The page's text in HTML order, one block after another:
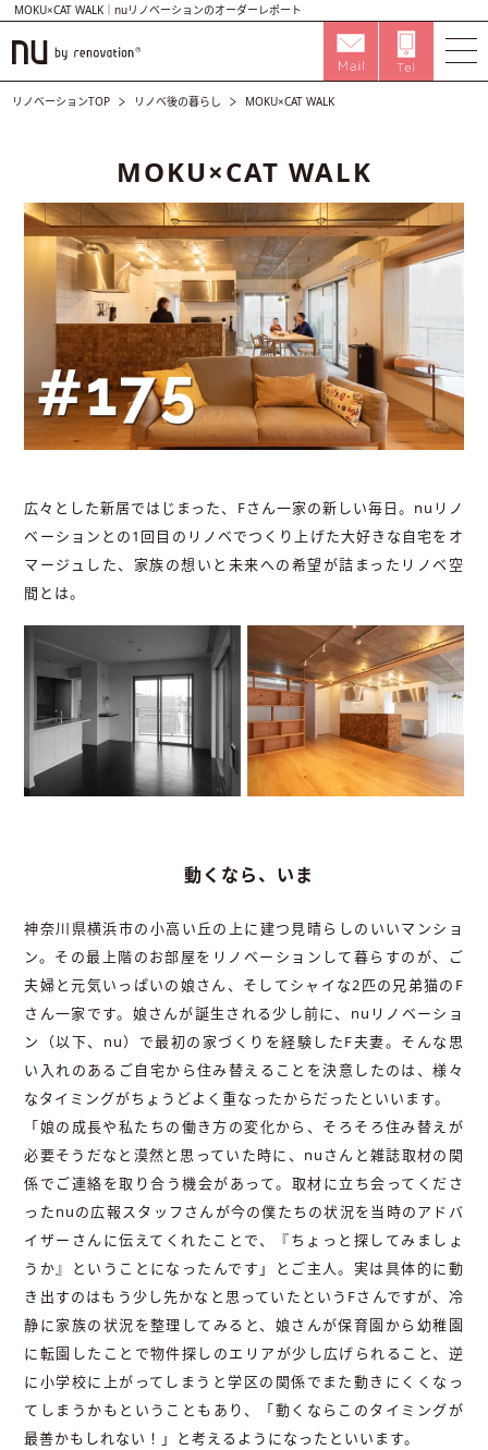
MOKU×CAT WALK｜nuリノベーションのオーダーレポート
リノベーションTOP リノベ後の暮らし MOKU×CAT WALK
MOKU×CAT WALK
広々とした新居ではじまった、Fさん一家の新しい毎日。nuリノ
ベーションとの1回目のリノベでつくり上げた大好きな自宅をオ
マージュした、家族の想いと未来への希望が詰まったリノベ空
間とは。
動くなら、いま
神奈川県横浜市の小高い丘の上に建つ見晴らしのいいマンショ
ン。その最上階のお部屋をリノベーションして暮らすのが、ご
夫婦と元気いっぱいの娘さん、そしてシャイな2匹の兄弟猫のF
さん一家です。娘さんが誕生される少し前に、nuリノベーショ
ン（以下、nu）で最初の家づくりを経験したF夫妻。そんな思
い入れのあるご自宅から住み替えることを決意したのは、様々
なタイミングがちょうどよく重なったからだったといいます。
「娘の成長や私たちの働き方の変化から、そろそろ住み替えが
必要そうだなと漠然と思っていた時に、nuさんと雑誌取材の関
係でご連絡を取り合う機会があって。取材に立ち会ってくださ
ったnuの広報スタッフさんが今の僕たちの状況を当時のアドバ
イザーさんに伝えてくれたことで、『ちょっと探してみましょ
うか』ということになったんです」とご主人。実は具体的に動
き出すのはもう少し先かなと思っていたというFさんですが、冷
静に家族の状況を整理してみると、娘さんが保育園から幼稚園
に転園したことで物件探しのエリアが少し広げられること、逆
に小学校に上がってしまうと学区の関係でまた動きにくくなっ
てしまうかもということもあり、「動くならこのタイミングが
最善かもしれない！」と考えるようになったといいます。